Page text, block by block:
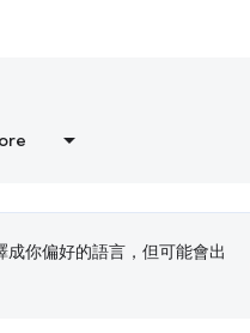
你偏好的語言，但可能會出